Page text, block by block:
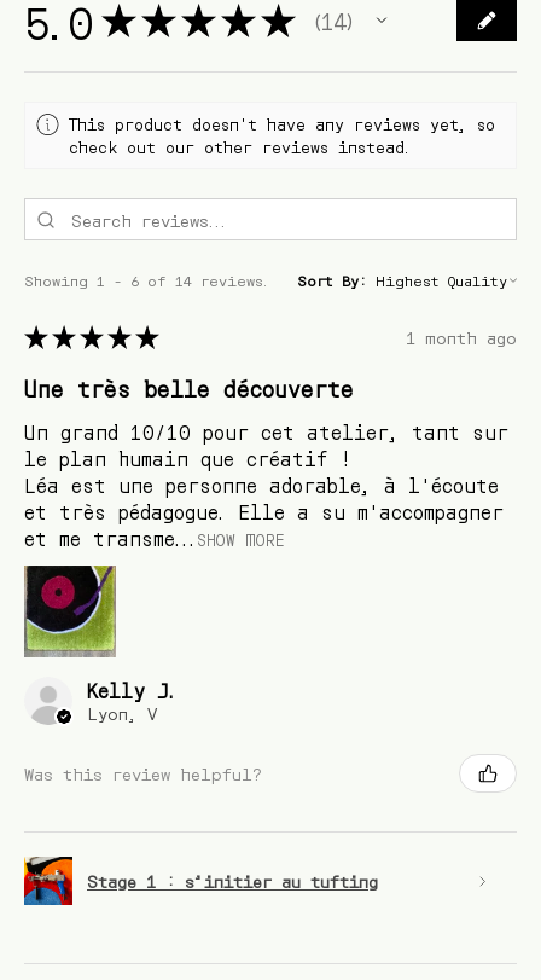
5.0★★★★★ 14
14
This product doesn't have any reviews yet, so
check out our other reviews instead.
Showing 1 - 6 of 14 reviews. Sort By:
★★★★★ 1 month ago
Une très belle découverte
Un grand 10/10 pour cet atelier, tant sur
le plan humain que créatif !
Léa est une personne adorable, à l'écoute
et très pédagogue. Elle a su m'accompagner
et me transme... SHOW MORE
Kelly J.
Lyon, V
Was this review helpful?
Stage 1 : s’initier au tufting